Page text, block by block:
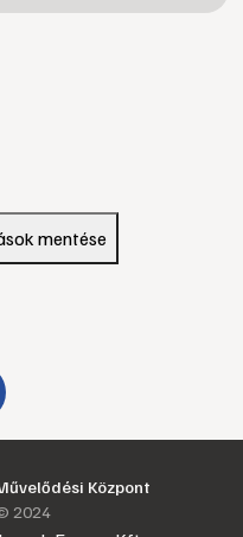
mentése
Központ
2024